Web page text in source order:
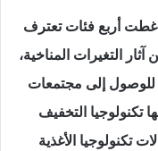
غطت أربع فئات تعترف
التغيرات المناخية،
للوصول إلى مجتمعات
تكنولوجيا التخفيف
تكنولوجيا الأغذية